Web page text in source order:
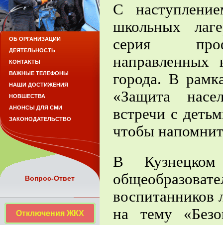
С
школьных
серия
города. В
«Защита
встречи с
чтобы
В
воспитанников
на тему
ОБ ОРГАНИЗАЦИИ
ДЕЯТЕЛЬНОСТЬ
КОНТАКТЫ
ВАЖНЫЕ ТЕЛЕФОНЫ
НАШИ ДОСТИЖЕНИЯ
НОВШЕСТВА
АНОНСЫ ДЛЯ СМИ
ЗАКОНОДАТЕЛЬСТВО
Вопрос-Ответ
Отключения ЖКХ